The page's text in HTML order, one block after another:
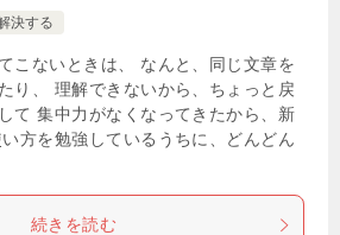
決する
こないときは、 なんと、同じ文章を
り、 理解できないから、ちょっと戻
て 集中力がなくなってきたから、新
方を勉強しているうちに、どんどん
続きを読む